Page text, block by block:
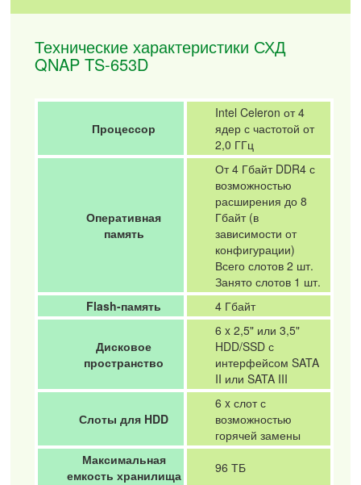
Технические характеристики СХД
QNAP TS-653D
Процессор
Intel Celeron от 4
ядер с частотой от
2,0 ГГц
Оперативная
память
От 4 Гбайт DDR4 с
возможностью
расширения до 8
Гбайт (в
зависимости от
конфигурации)
Всего слотов 2 шт.
Занято слотов 1 шт.
Flash-память
4 Гбайт
Дисковое
пространство
6 x 2,5" или 3,5"
HDD/SSD с
интерфейсом SATA
II или SATA III
Слоты для HDD
6 x слот с
возможностью
горячей замены
Максимальная
емкость хранилища
96 ТБ